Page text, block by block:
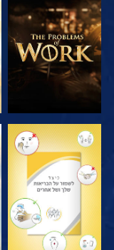
בדוק את הסדרה
צפה